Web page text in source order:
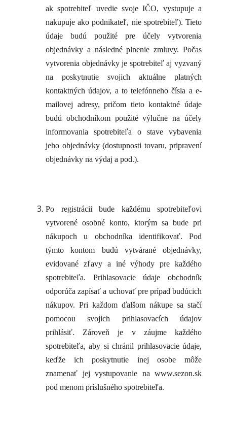
ak spotrebiteľ uvedie svoje IČO, vystupuje a
nakupuje ako podnikateľ, nie spotrebiteľ). Tieto
údaje budú použité pre účely vytvorenia
objednávky a následné plnenie zmluvy. Počas
vytvorenia objednávky je spotrebiteľ aj vyzvaný
na poskytnutie svojich aktuálne platných
kontaktných údajov, a to telefónneho čísla a e-
mailovej adresy, pričom tieto kontaktné údaje
budú obchodníkom použité výlučne na účely
informovania spotrebiteľa o stave vybavenia
jeho objednávky (dostupnosti tovaru, pripravení
objednávky na výdaj a pod.).
Po registrácii bude každému spotrebiteľovi
vytvorené osobné konto, ktorým sa bude pri
nákupoch u obchodníka identifikovať. Pod
týmto kontom budú vytvárané objednávky,
evidované zľavy a iné výhody pre každého
spotrebiteľa. Prihlasovacie údaje obchodník
odporúča zapísať a uchovať pre prípad budúcich
nákupov. Pri každom ďalšom nákupe sa stačí
pomocou svojich prihlasovacích údajov
prihlásiť. Zároveň je v záujme každého
spotrebiteľa, aby si chránil prihlasovacie údaje,
keďže ich poskytnutie inej osobe môže
znamenať jej vystupovanie na www.sezon.sk
pod menom príslušného spotrebiteľa.